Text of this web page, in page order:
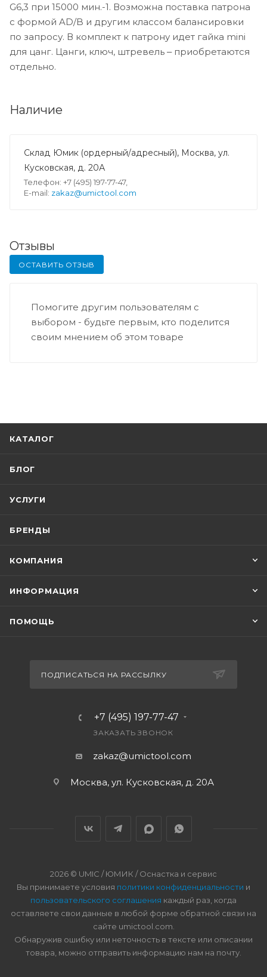
G6,3 при 15000 мин.-1. Возможна поставка патрона
с формой AD/B и другим классом балансировки
по запросу. В комплект к патрону идет гайка mini
для цанг. Цанги, ключ, штревель ‒ приобретаются
отдельно.
Наличие
Склад Юмик (ордерный/адресный), Москва, ул.
Кусковская, д. 20А
Телефон: +7 (495) 197-77-47,
E-mail: zakaz@umictool.com
Отзывы
ОСТАВИТЬ ОТЗЫВ
Помогите другим пользователям с
выбором - будьте первым, кто поделится
своим мнением об этом товаре
КАТАЛОГ
БЛОГ
УСЛУГИ
БРЕНДЫ
КОМПАНИЯ
ИНФОРМАЦИЯ
ПОМОЩЬ
ПОДПИСАТЬСЯ НА РАССЫЛКУ
+7 (495) 197-77-47
ЗАКАЗАТЬ ЗВОНОК
zakaz@umictool.com
Москва, ул. Кусковская, д. 20А
2026 © UMIC / ЮМИК / Оснастка и сервис
Вы принимаете условия политики конфиденциальности и
пользовательского соглашения каждый раз, когда
оставляете свои данные в любой форме обратной связи на
сайте umictool.com.
Обнаружив ошибку или неточность в тексте или описании
товара, можно отправить информацию нам на почту.